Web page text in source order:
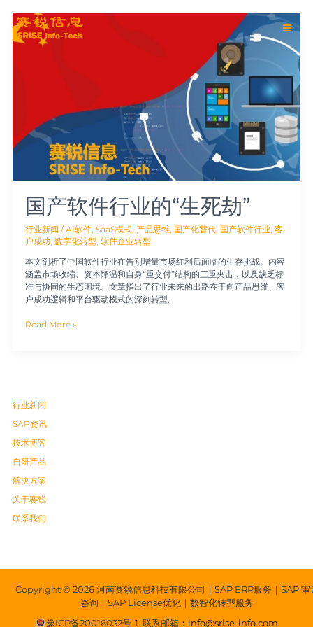
Main
行业新闻
SAP资讯
技术博客
自研产品
解决方案
关于赛锐
联系我们
国产软件行业的“生死劫”
行业新闻 /AI软件,SaaS模式, 产品思维, 国产化替代, 国产软件行业,客
户成功,数字化转型,软件企业转型
本文剖析了中国软件行业在告别增量市场红利后面临的生存挑战。内容
涵盖市场收缩、资本降温和自身“重交付”结构的三重夹击，以及缺乏标
准与协同的生态困境。文章指出了行业未来的出路在于向产品思维、客
户成功逻辑和平台驱动模式的深刻转型。
国
产
软
劫”
Read More »
Copyright © 2026 河南赛锐信息科技有限公司｜SAP ERP服务｜SAP 审
咨询｜SAP License优化｜数智化转型服务
豫ICP备20016032号-1 联系邮箱： info@srise-info.com